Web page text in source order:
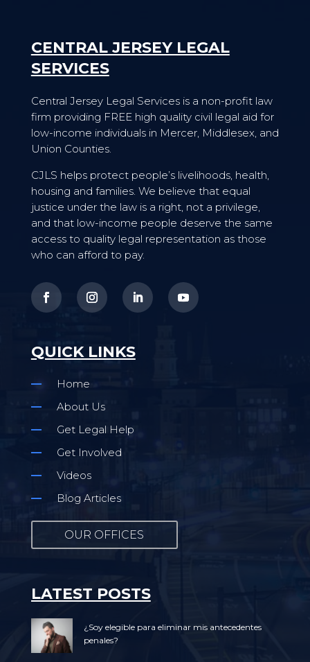
CENTRAL JERSEY LEGAL
SERVICES
Central Jersey Legal Services is a non-profit law
firm providing FREE high quality civil legal aid for
low-income individuals in Mercer, Middlesex, and
Union Counties.
CJLS helps protect people’s livelihoods, health,
housing and families. We believe that equal
justice under the law is a right, not a privilege,
and that low-income people deserve the same
access to quality legal representation as those
who can afford to pay.
QUICK LINKS
Home
About Us
Get Legal Help
Get Involved
Videos
Blog Articles
OUR OFFICES
LATEST POSTS
¿Soy elegible para eliminar mis antecedentes
penales?